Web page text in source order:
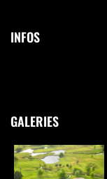
INFOS
GALERIES